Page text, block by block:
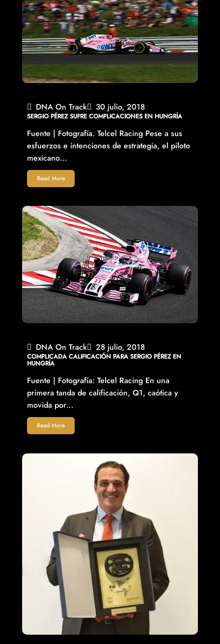
DNA On Track 30 julio, 2018
SERGIO PÉREZ SUFRE COMPLICACIONES EN HUNGRÍA
Fuente | Fotografía. Telcel Racing Pese a sus
esfuerzos e intenciones de estrategia, el piloto
mexicano…
Read More
DNA On Track 28 julio, 2018
COMPLICADA CALIFICACIÓN PARA SERGIO PÉREZ EN
HUNGRÍA
Fuente | Fotografía: Telcel Racing En una
primera tanda de calificación, Q1, caótica y
movida por…
Read More